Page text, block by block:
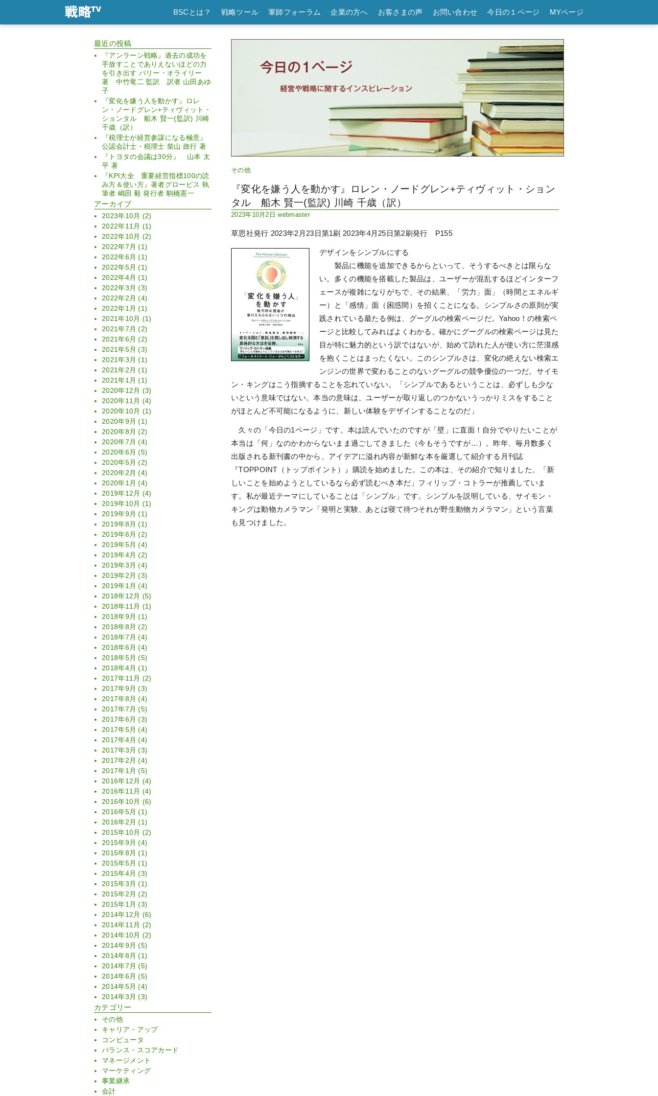
MYページ
今日の１ページ
お問い合わせ
お客さまの声
企業の方へ
軍師フォーラム
戦略ツール
BSCとは？
最近の投稿
『アンラーン戦略』過去の成功を
手放すことでありえないほどの力
を引き出す パリー・オライリー
著 中竹竜二 監訳 訳者 山田あゆ
子
『変化を嫌う人を動かす』ロレ
ン・ノードグレン+ティヴィット・
ションタル 船木 賢一(監訳) 川崎
千歳（訳）
『税理士が経営参謀になる極意』
公認会計士・税理士 柴山 政行 著
『トヨタの会議は30分』 山本 太
平 著
『KPI大全 重要経営指標100の読
み方＆使い方』著者グロービス 執
筆者 嶋田 毅 発行者 駒橋憲一
アーカイブ
2023年10月 (2)
2022年11月 (1)
2022年10月 (2)
2022年7月 (1)
2022年6月 (1)
2022年5月 (1)
2022年4月 (1)
2022年3月 (3)
2022年2月 (4)
2022年1月 (1)
2021年10月 (1)
2021年7月 (2)
2021年6月 (2)
2021年5月 (3)
2021年3月 (1)
2021年2月 (1)
2021年1月 (1)
2020年12月 (3)
2020年11月 (4)
2020年10月 (1)
2020年9月 (1)
2020年8月 (2)
2020年7月 (4)
2020年6月 (5)
2020年5月 (2)
2020年2月 (4)
2020年1月 (4)
2019年12月 (4)
2019年10月 (1)
2019年9月 (1)
2019年8月 (1)
2019年6月 (2)
2019年5月 (4)
2019年4月 (2)
2019年3月 (4)
2019年2月 (3)
2019年1月 (4)
2018年12月 (5)
2018年11月 (1)
2018年9月 (1)
2018年8月 (2)
2018年7月 (4)
2018年6月 (4)
2018年5月 (5)
2018年4月 (1)
2017年11月 (2)
2017年9月 (3)
2017年8月 (4)
2017年7月 (5)
2017年6月 (3)
2017年5月 (4)
2017年4月 (4)
2017年3月 (3)
2017年2月 (4)
2017年1月 (5)
2016年12月 (4)
2016年11月 (4)
2016年10月 (6)
2016年5月 (1)
2016年2月 (1)
2015年10月 (2)
2015年9月 (4)
2015年8月 (1)
2015年5月 (1)
2015年4月 (3)
2015年3月 (1)
2015年2月 (2)
2015年1月 (3)
2014年12月 (6)
2014年11月 (2)
2014年10月 (2)
2014年9月 (5)
2014年8月 (1)
2014年7月 (5)
2014年6月 (5)
2014年5月 (4)
2014年3月 (3)
カテゴリー
その他
キャリア・アップ
コンピュータ
バランス・スコアカード
マネージメント
マーケティング
事業継承
会計
その他
『変化を嫌う人を動かす』ロレン・ノードグレン+ティヴィット・ション
タル 船木 賢一(監訳) 川崎 千歳（訳）
2023年10月2日 webmaster
草思社発行 2023年2月23日第1刷 2023年4月25日第2刷発行 P155
デザインをシンプルにする
製品に機能を追加できるからといって、そうするべきとは限らな
い。多くの機能を搭載した製品は、ユーザーが混乱するほどインターフ
ェースが複雑になりがちで、その結果、「労力」面」（時間とエネルギ
ー）と「感情」面（困惑間）を招くことになる。シンプルさの原則が実
践されている最たる例は、グーグルの検索ページだ。Yahoo！の検索ペ
ージと比較してみればよくわかる。確かにグーグルの検索ページは見た
目が特に魅力的という訳ではないが、始めて訪れた人が使い方に茫漠感
を抱くことはまったくない。このシンプルさは、変化の絶えない検索エ
ンジンの世界で変わることのないグーグルの競争優位の一つだ。サイモ
ン・キングはこう指摘することを忘れていない。「シンプルであるということは、必ずしも少な
いという意味ではない。本当の意味は、ユーザーが取り返しのつかないうっかりミスをすること
がほとんど不可能になるように、新しい体験をデザインすることなのだ」
久々の「今日の1ページ」です。本は読んでいたのですが「壁」に直面！自分でやりたいことが
本当は「何」なのかわからないまま過ごしてきました（今もそうですが…）。昨年、毎月数多く
出版される新刊書の中から、アイデアに溢れ内容が新鮮な本を厳選して紹介する月刊誌
『TOPPOINT（トップポイント）』購読を始めました。この本は、その紹介で知りました。「新
しいことを始めようとしているなら必ず読むべき本だ」フィリップ・コトラーが推薦していま
す。私が最近テーマにしていることは「シンプル」です。シンプルを説明している、サイモン・
キングは動物カメラマン「発明と実験、あとは寝て待つそれが野生動物カメラマン」という言葉
も見つけました。